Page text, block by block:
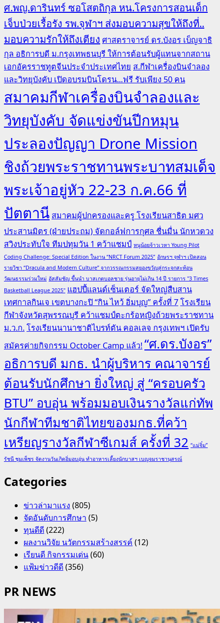
ศ.พญ.ดารินทร์ ซอโสตถิกุล หน.โครงการสอนเด็ก
เจ็บป่วยเรื้อรัง รพ.จุฬาฯ ส่งมอบความสุขให้ถึงที่..
มอบความรักให้ถึงเตียง ศาสตราจารย์ ดร.บังอร เบ็ญจาธิ
กุล อธิการบดี ม.กรุงเทพธนบุรี ให้การต้อนรับผู้แทนจากสถาน
เอกอัครราชทูตจีนประจำประเทศไทย ส.กีฬาเครื่องบินจำลอง
และวิทยุบังคับ เปิดอบรมบินโดรน...ฟรี รับเพียง 50 คน
สมาคมกีฬาเครื่องบินจำลองและ
วิทยุบังคับ จัดแข่งขันปีกหมุน
ประลองปัญญา Drone Mission
ชิงถ้วยพระราชทานพระบาทสมเด็จ
พระเจ้าอยู่หัว 22-23 ก.ค.66 ที่
ปัตตานี สมาคมผู้ปกครองและครู โรงเรียนสาธิต มศว
ประสานมิตร (ฝ่ายประถม) จัดกอล์ฟการกุศล ชื่นมื่น นักหวดวง
สวิงประทับใจ ทีมปทุมวัน 1 คว้าแชมป์ หนูน้อยจ้าวเวหา Young Pilot
Coding Challenge: Special Edition ในงาน “NRCT Forum 2025” อักษรฯ จุฬาฯ เปิดสอน
รายวิชา “Dracula and Modern Culture” จากวรรณกรรมสยองขวัญสู่กระจกสะท้อน
วัฒนธรรมร่วมใหม่ อัสสัมชัญ ขึ้นนำ บาสเกตบอลชาย รุ่นอายุไม่เกิน 14 ปี รายการ "3 Times
Basketball League 2025" แฮปปี้แลนด์เซ็นเตอร์ จัดใหญ่สืบสาน
เทศกาลกินเจ เขตบางกะปิ “กิน ไหว้ อิ่มบุญ” ครั้งที่ 7โรงเรียน
กีฬาจังหวัดสุพรรณบุรี คว้าแชมป์ตะกร้อหญิงถ้วยพระราชทาน
ม.ว.ก.โรงเรียนนานาชาติไบรท์ตัน คอลเลจ กรุงเทพฯ เปิดรับ
สมัครค่ายกิจกรรม October Camp แล้ว!“ศ.ดร.บังอร”
อธิการบดี มกธ. นำผู้บริหาร คณาจารย์
ต้อนรับนักศึกษา ยิ่งใหญ่ สู่ “ครอบครัว
BTU” อบอุ่น พร้อมมอบเงินรางวัลแก่ทัพ
นักกีฬาทีมชาติไทยของมกธ.ที่คว้า
เหรียญรางวัลกีฬาซีเกมส์ ครั้งที่ 32 “แม่จิ๋ม”
รัชนี ชุมเพ็ชร จัดงานวันเกิดอิ่มอบอุ่น ทำอาหารเลี้ยงนักบาสฯ เบญจมราชานุสรณ์
Categories
ข่าวล่ามาแรง (805)
จัดอันดับการศึกษา (5)
ทุนดีดี(222)
ผลงานวิจัย นวัตกรรมสร้างสรรค์(12)
เรียนดี กิจกรรมเด่น(60)
แฟ้มข่าวดีดี(356)
PR NEWS